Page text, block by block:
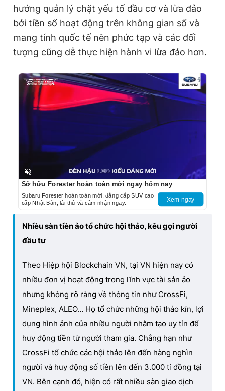
hướng quản lý chặt yếu tố đầu cơ và lừa đảo
bởi tiền số hoạt động trên không gian số và
mang tính quốc tế nên phức tạp và các đối
tượng cũng dễ thực hiện hành vi lừa đảo hơn.
Unmute
Sở hữu Forester hoàn toàn mới ngay hôm nay
Subaru Forester hoàn toàn mới, đẳng cấp SUV cao
cấp Nhật Bản, lái thử và cảm nhận ngay.
Xem ngay
Nhiều sàn tiền ảo tổ chức hội thảo, kêu gọi người
đầu tư
Theo Hiệp hội Blockchain VN, tại VN hiện nay có
nhiều đơn vị hoạt động trong lĩnh vực tài sản ảo
nhưng không rõ ràng về thông tin như CrossFi,
Mineplex, ALEO… Họ tổ chức những hội thảo kín, lợi
dụng hình ảnh của nhiều người nhằm tạo uy tín để
huy động tiền từ người tham gia. Chẳng hạn như
CrossFi tổ chức các hội thảo lên đến hàng nghìn
người và huy động số tiền lên đến 3.000 tỉ đồng tại
VN. Bên cạnh đó, hiện có rất nhiều sàn giao dịch